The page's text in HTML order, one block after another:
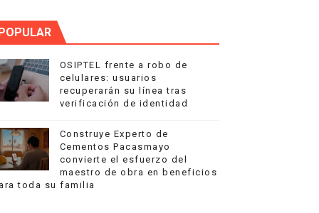
OSIPTEL frente a robo de
celulares: usuarios
recuperarán su línea tras
verificación de identidad
Construye Experto de
Cementos Pacasmayo
convierte el esfuerzo del
maestro de obra en beneficios
toda su familia